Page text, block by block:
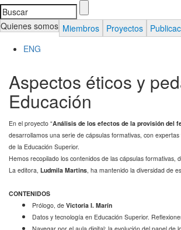
Formulario de
Search
Quienes somos Miembros Proyectos
ENG
Aspectos éticos y
Educación
En el proyecto “Análisis de los efectos de la provisión del
desarrollamos una serie de cápsulas formativas, con
de la Educación Superior.
Hemos recopilado los contenidos de las cápsulas
La editora, Ludmila Martins, ha mantenido la diversidad de
CONTENIDOS
Prólogo, de Victoria I. Marín
Datos y tecnología en Educación Superior.